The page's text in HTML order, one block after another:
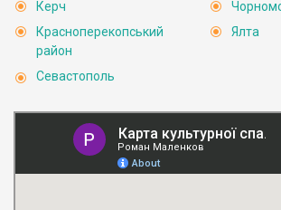
Керч
Красноперекопський
район
Севастополь
Ялта